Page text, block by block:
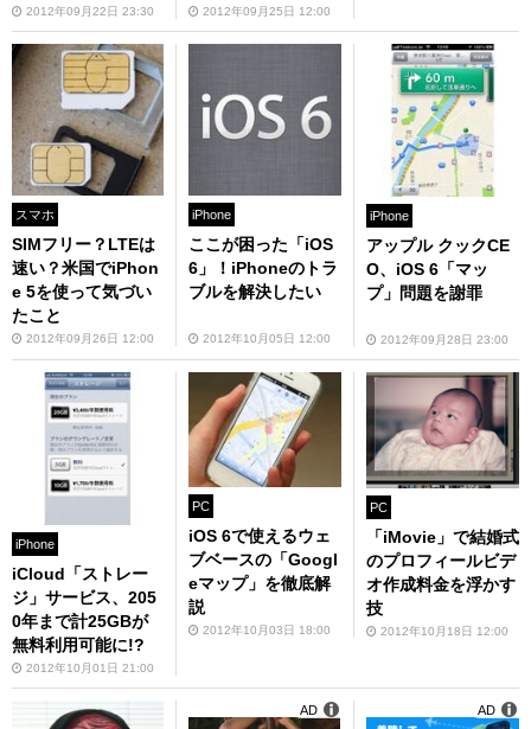
2012年09月22日 23:30 2012年09月25日 12:00
スマホ
SIMフリー？LTEは
速い？米国でiPhon
e 5を使って気づい
たこと
2012年09月26日 12:00
iPhone
ここが困った「iOS
6」！iPhoneのトラ
ブルを解決したい
2012年10月05日 12:00
iPhone
アップル クックCE
O、iOS 6「マッ
プ」問題を謝罪
2012年09月28日 23:00
iPhone
iCloud「ストレー
ジ」サービス、205
0年まで計25GBが
無料利用可能に!?
2012年10月01日 21:00
PC
iOS 6で使えるウェ
ブベースの「Googl
eマップ」を徹底解
説
2012年10月03日 18:00
PC
「iMovie」で結婚式
のプロフィールビデ
オ作成料金を浮かす
技
2012年10月18日 12:00
AD AD